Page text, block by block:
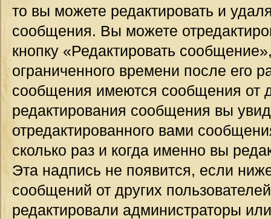
то вы можете редактировать и
сообщения. Вы можете
кнопку «Редактировать
ограниченного времени после его
сообщения имеются сообщения от
редактирования сообщения вы
отредактированного вами
сколько раз и когда именно вы
Эта надпись не появится, если
сообщений от других
редактировали администраторы